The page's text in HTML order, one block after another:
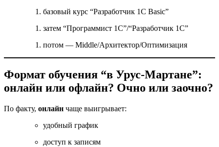
базовый курс “Разработчик 1С Basic”
затем “Программист 1С”/“Разработчик 1С”
потом — Middle/Архитектор/Оптимизация
Формат обучения “в Урус-Мартане”:
онлайн или офлайн? Очно или заочно?
По факту, онлайн чаще выигрывает:
удобный график
доступ к записям